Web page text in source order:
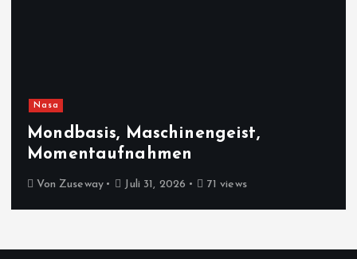
Nasa
Mondbasis, Maschinengeist,
Momentaufnahmen
Von Zuseway Juli 31, 2026 71 views